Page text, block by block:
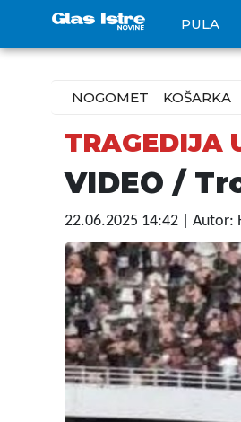
PULA
NOGOMET KOŠARKA
TRAGEDIJA
VIDEO /
22.06.2025 14:42 | Autor: